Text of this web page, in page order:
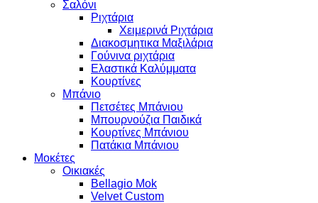
Σαλόνι
Ριχτάρια
Χειμερινά Ριχτάρια
Διακοσμητικα Μαξιλάρια
Γούνινα ριχτάρια
Ελαστικά Καλύμματα
Κουρτίνες
Μπάνιο
Πετσέτες Μπάνιου
Μπουρνούζια Παιδικά
Κουρτίνες Μπάνιου
Πατάκια Μπάνιου
Μοκέτες
Οικιακές
Bellagio Mok
Velvet Custom